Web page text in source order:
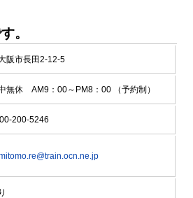
。
阪市長田2-12-5
無休 AM9：00～PM8：00 （予約制）
200-5246